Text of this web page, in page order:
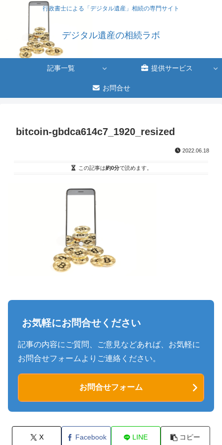
行政書士による「デジタル遺産」相続の専門サイト
デジタル遺産の相続ラボ
記事一覧 提供サービス
お問合せ
bitcoin-gbdca614c7_1920_resized
2022.06.18
この記事は約0分で読めます。
お気軽にお問合せください
記事の内容にご質問、ご意見などあれば、お気軽に
お問合せフォームよりご連絡ください。
お問合せフォーム
X Facebook LINE コピー